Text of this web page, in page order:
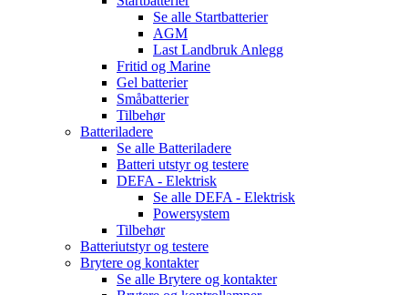
Se alle Startbatterier
AGM
Last Landbruk Anlegg
Fritid og Marine
Gel batterier
Småbatterier
Tilbehør
Batteriladere
Se alle Batteriladere
Batteri utstyr og testere
DEFA - Elektrisk
Se alle DEFA - Elektrisk
Powersystem
Tilbehør
Batteriutstyr og testere
Brytere og kontakter
Se alle Brytere og kontakter